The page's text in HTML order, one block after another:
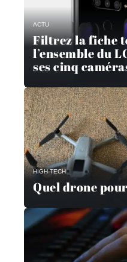
ACTU
Filtrez la fiche
l’ensemble du
ses cinq
HIGH-TECH
Quel drone